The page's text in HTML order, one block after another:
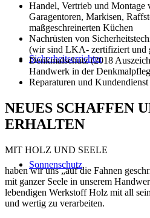
Sicherheitserrichter
Sonnenschutz
Handel, Vertrieb und Montage
Garagentoren, Markisen,
maßgeschreinerten Küchen
Nachrüsten von
(wir sind LKA- zertifiziert und
Denkmalschutz (2018
Handwerk in der
Reparaturen und Kundendienst
NEUES SCHAFFEN
ERHALTEN
MIT HOLZ UND SEELE
haben wir uns „auf die Fahnen
mit ganzer Seele in unserem
lebendigen Werkstoff Holz mit all
und wertig zu verarbeiten.